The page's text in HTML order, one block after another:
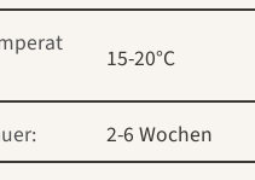
15-20°C
2-6 Wochen